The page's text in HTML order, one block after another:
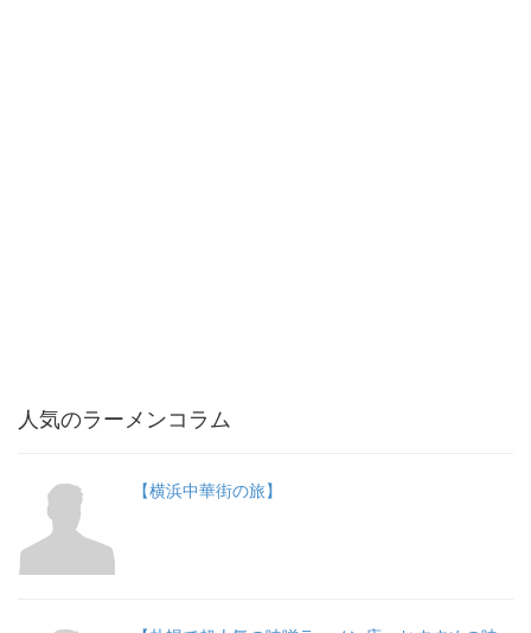
人気のラーメンコラム
【横浜中華街の旅】